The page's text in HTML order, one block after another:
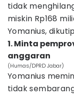
tidak
miskin Rp168
Yomanius,
1. Minta
anggaran
(Humas/DPRD Jabar)
Yomanius
tidak